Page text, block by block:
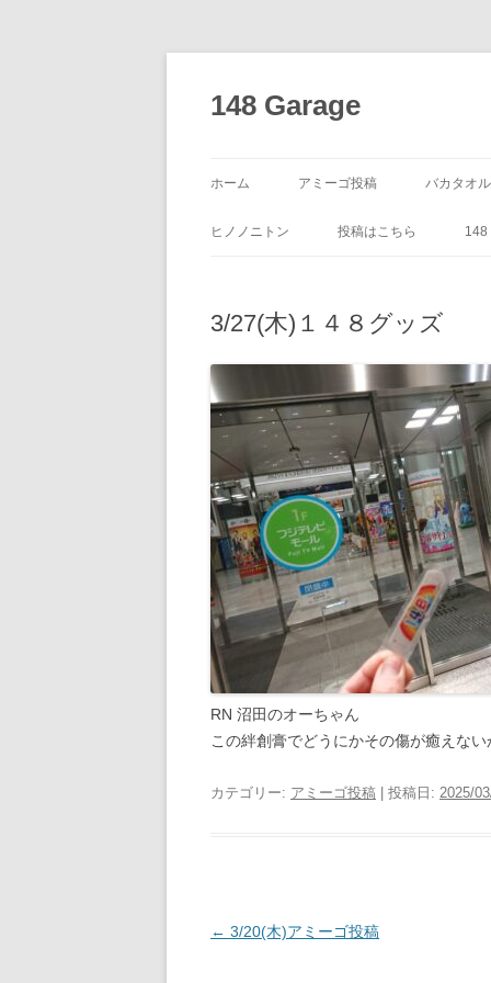
ン
ツ
ッ
148 Garage
ホーム アミーゴ投稿 バカタオ
ヒノノニトン 投稿はこちら
3/27(木)１４８グッズ
RN 沼田のオーちゃん
この絆創膏でどうにかその傷が癒えない
カテゴリー: アミーゴ投稿 | 投稿日: 2025/
投
← 3/20(木)アミーゴ投稿